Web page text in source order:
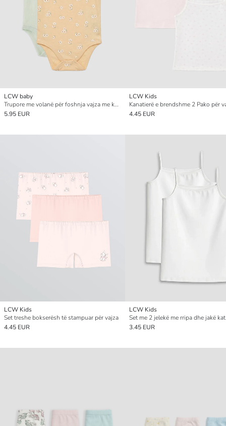
LCW baby
Trupore me volanë për foshnja vajza me kopsa, 2 copë
5.95 EUR
LCW Kids
Kanatierë e brendshme 2 Pako për
4.45 EUR
LCW Kids
Set treshe bokserësh të stampuar për vajza
4.45 EUR
LCW Kids
3.45 EUR